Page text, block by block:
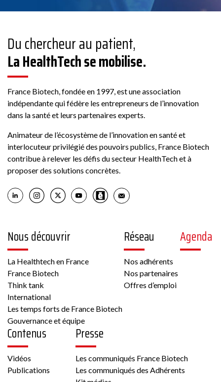
Du chercheur au patient,
La HealthTech se mobilise.
France Biotech, fondée en 1997, est une association
indépendante qui fédère les entrepreneurs de l’innovation
dans la santé et leurs partenaires experts.
Animateur de l’écosystème de l’innovation en santé et
interlocuteur privilégié des pouvoirs publics, France Biotech
contribue à relever les défis du secteur HealthTech et à
proposer des solutions concrètes.
Nous découvrir
La Healthtech en France
France Biotech
Think tank
International
Les temps forts de France Biotech
Gouvernance et équipe
Réseau
Nos adhérents
Nos partenaires
Offres d’emploi
Agenda
Contenus
Vidéos
Publications
Presse
Les communiqués France Biotech
Les communiqués des Adhérents